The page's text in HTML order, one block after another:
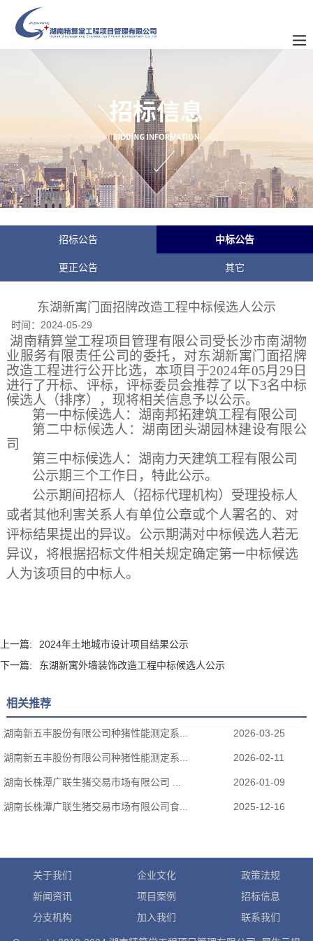
招标公告 中标公告
更正公告 其它
东湖新寓门面招牌改造工程中标候选人公示
时间： 2024-05-29
湖南精算堂工程项目管理有限公司受长沙市南湖物
业服务有限责任公司的委托，对东湖新寓门面招牌
改造工程进行公开 比选，本项目于2024年05月 29 日
进行了开标、评标，评标委员会推荐了以下3名中标
候选人（排序），现将相关信息予以公示。
第一中标候选人： 湖南邦拓建筑工程有限公司
第二中标候选人： 湖南团头湖园林建设有限公
司
第三中标候选人： 湖南力天建筑工程有限公司
公示期三个工作日 ，特此公示。
公示期间招标人（招标代理机构）受理投标人
或者其他利害关系人有单位公章或个人署名的、对
评标结果提出的异议。公示期满对中标候选人若无
异议，将根据招标文件相关规定确定第一中标候选
人为该项目的中标人。
上一篇:
2024年土地城市设计项目结果公示
下一篇:
东湖新寓外墙装饰改造工程中标候选人公示
相关推荐
湖南新五丰股份有限公司种猪性能测定系... 2026-03-25
湖南新五丰股份有限公司种猪性能测定系... 2026-02-11
湖南长株潭广联生猪交易市场有限公司 ... 2026-01-09
湖南长株潭广联生猪交易市场有限公司食... 2025-12-16
关于我们 企业文化
政策法规
新闻资讯
项目案例
招标信息
分支机构
加入我们 联系我们